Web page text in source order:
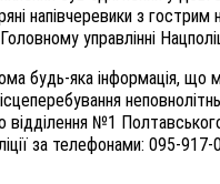
напівчеревики з
управлінні
будь-яка інформація, що
відділення №1
за телефонами: 095-